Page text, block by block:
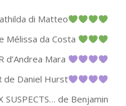
di Matteo
Mélissa da Costa
d’Andrea Mara
de Daniel Hurst
SUSPECTS… de Benjamin